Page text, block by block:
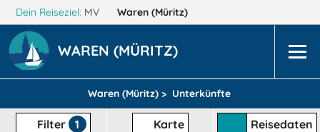
Dein Reiseziel: MV Waren (Müritz)
WAREN (MÜRITZ)
Waren (Müritz) > Unterkünfte
Filter 1 Karte Reisedaten